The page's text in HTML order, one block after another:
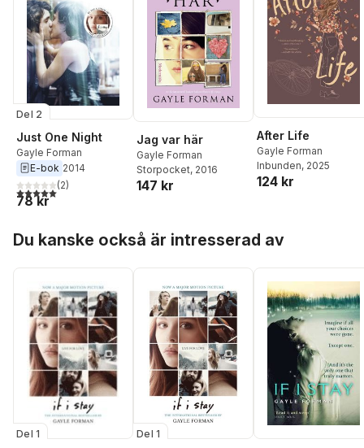
Del 2
Just One Night
Gayle Forman
E-bok 2014
5,0utav 5 stjärnor. Totalt antal röster:
(2)
78 kr
Jag var här
Gayle Forman
Storpocket, 2016
147 kr
After Life
Gayle Forman
Inbunden, 2025
124 kr
Du kanske också är intresserad av
Del 1 Del 1